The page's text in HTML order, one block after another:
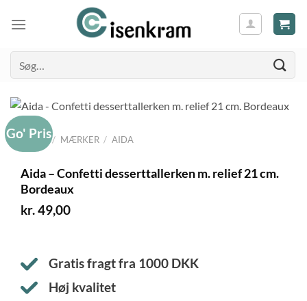
efter:
FORSIDE / MÆRKER / AIDA
Go' Pris
Aida – Confetti desserttallerken m. relief 21 cm.
Bordeaux
kr.49,00
Gratis fragt fra 1000 DKK
Høj kvalitet